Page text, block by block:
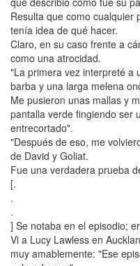
Resulta que como cualquier
tenía idea de qué hacer.
Claro, en su caso frente a
como una atrocidad.
"La primera vez interpreté a
barba y una larga melena
Me pusieron unas mallas y
pantalla verde fingiendo ser
entrecortado".
"Después de eso, me
de David y Goliat.
Fue una verdadera prueba
[.
.
.
] Se notaba en el episodio;
Vi a Lucy Lawless en
muy amablemente: "Ese